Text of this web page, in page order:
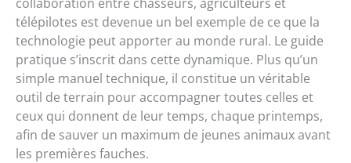
télépilotes est devenue un bel exemple de ce que la
technologie peut apporter au monde rural. Le guide
pratique s’inscrit dans cette dynamique. Plus qu’un
simple manuel technique, il constitue un véritable
outil de terrain pour accompagner toutes celles et
ceux qui donnent de leur temps, chaque printemps,
afin de sauver un maximum de jeunes animaux avant
les premières fauches.